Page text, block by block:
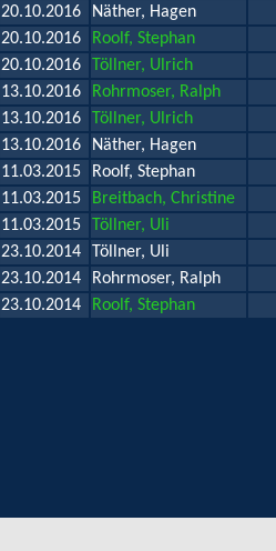
20.10.2016
Näther, Hagen
20.10.2016
Roolf, Stephan
20.10.2016
Töllner, Ulrich
13.10.2016
Rohrmoser, Ralph
13.10.2016
Töllner, Ulrich
13.10.2016
Näther, Hagen
11.03.2015
Roolf, Stephan
11.03.2015
Breitbach, Christine
11.03.2015
Töllner, Uli
23.10.2014
Töllner, Uli
23.10.2014
Rohrmoser, Ralph
23.10.2014
Roolf, Stephan